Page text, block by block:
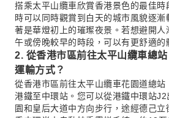
搭乘太平山纜車欣賞香港景色的最佳
時可以同時觀賞到白天的城市風貌逐
著是華燈初上的璀璨夜景。若想避開人
午或傍晚較早的時段，可以有更舒適的
2. 從香港市區前往太平山纜車總
運輸方式？
從香港市區前往太平山纜車花園道總站
港鐵至中環站。您可以從港鐵中環站
園和皇后大道中方向步行，途經德己